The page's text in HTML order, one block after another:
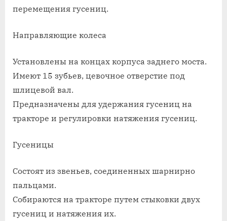
перемещения гусениц.
Направляющие колеса
Установлены на концах корпуса заднего моста.
Имеют 15 зубьев, цевочное отверстие под
шлицевой вал.
Предназначены для удержания гусениц на
тракторе и регулировки натяжения гусениц.
Гусеницы
Состоят из звеньев, соединенных шарнирно
пальцами.
Собираются на тракторе путем стыковки двух
гусениц и натяжения их.